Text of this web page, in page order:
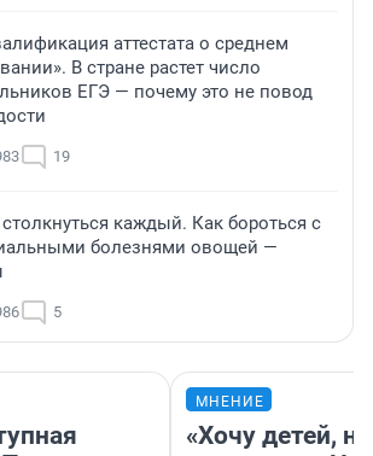
аттестата о среднем
В стране растет число
ЕГЭ — почему это не повод
19
каждый. Как бороться с
болезнями овощей —
5
МНЕНИЕ
«Хочу детей,